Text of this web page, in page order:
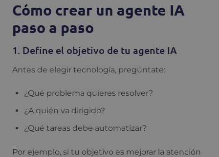
Cómo crear un agente IA
paso a paso
1. Define el objetivo de tu agente IA
Antes de elegir tecnología, pregúntate:
¿Qué problema quieres resolver?
¿A quién va dirigido?
¿Qué tareas debe automatizar?
Por ejemplo, si tu objetivo es mejorar la atención